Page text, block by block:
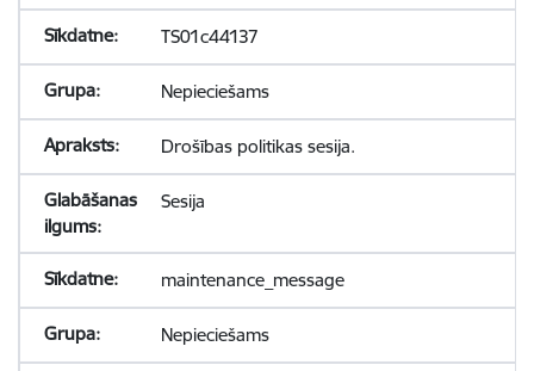
TS01c44137
Nepieciešams
Drošības politikas sesija.
Sesija
maintenance_message
Nepieciešams